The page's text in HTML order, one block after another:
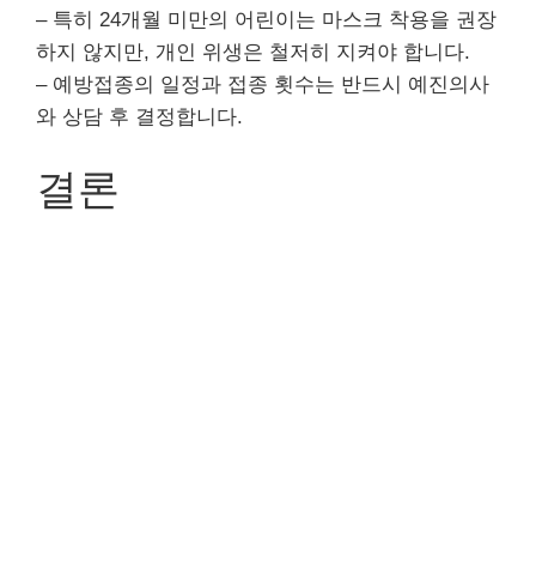
– 특히 24개월 미만의 어린이는 마스크 착용을 권장
하지 않지만, 개인 위생은 철저히 지켜야 합니다.
– 예방접종의 일정과 접종 횟수는 반드시 예진의사
와 상담 후 결정합니다.
결론